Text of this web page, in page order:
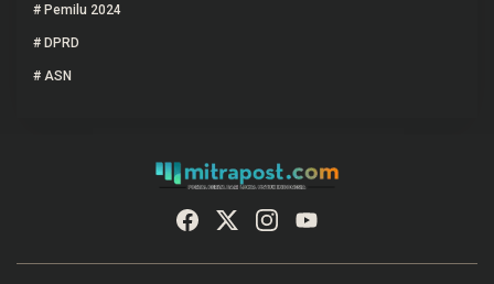
# Pemilu 2024
# DPRD
# ASN